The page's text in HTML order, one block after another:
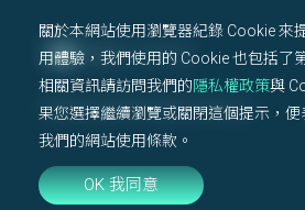
Machsync© All right reserved.
關於本網站使用瀏覽器紀錄 Cookie 來
用體驗，我們使用的 Cookie 也包括了
相關資訊請訪問我們的隱私權政策與
果您選擇繼續瀏覽或關閉這個提示，便
我們的網站使用條款。
OK 我同意